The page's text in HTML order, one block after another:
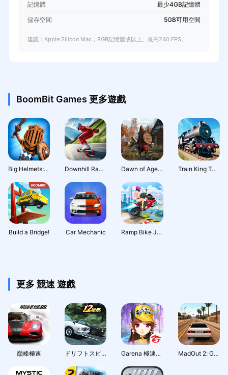
記憶體
最少4GB記憶體
儲存空間
5GB可用空間
建議：Apple Silicon Mac，8GB記憶體或以上。最高240 FPS。
BoomBit Games 更多遊戲
Big Helmets: Heroes of Destiny Downhill Race League Dawn of Ages: Building Games Train King Tycoon: Rail Empire
Build a Bridge! Car Mechanic Ramp Bike Jumping
更多 競速 遊戲
巔峰極速 ドリフトスピリッツ Garena 極速領域：夢幻莊園 MadOut 2: Grand Auto Racing